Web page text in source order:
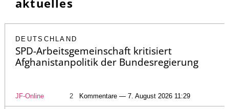
DEUTSCHLAND
SPD-Arbeitsgemeinschaft kritisiert
Afghanistanpolitik der Bundesregierung
JF-Online 2 Kommentare — 7. August 2026 11:29